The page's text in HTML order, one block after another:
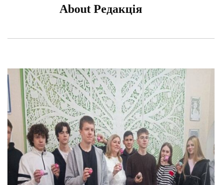
About Редакція